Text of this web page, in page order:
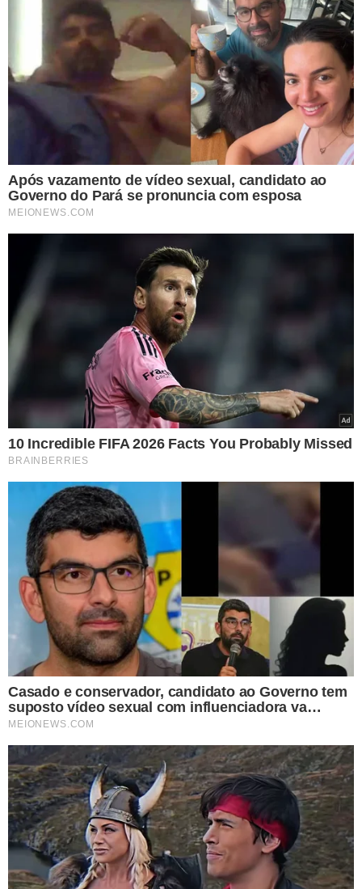
INFORMAÇÕES EXTRAS:Durante a discussão, os
moradores pedem para saber o nome da pessoa para
quem era o mandado. Após os policiais mencionarem o
nome, a moradora alerta: "Quem é [essa pessoa]? O
mandado está na casa errada". O conflito se intensifica e
a filmagem é interrompida após os policiais solicitarem o
endereço do mandado. De acordo com informações
divulgadas pela TV Anhanguera, os moradores
registraram um Boletim de Ocorrência (BO) na tarde
desta quinta-feira (11)